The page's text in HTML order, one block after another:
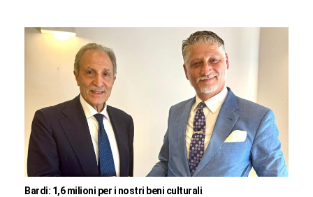
Bardi: 1,6 milioni per i nostri beni culturali